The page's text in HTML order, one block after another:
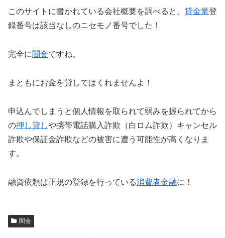
このサイトに書かれている会社概要を調べると、 貸金業登
録番号は該当なしのニセモノ番号でした！
完全に闇金ですね。
まともにお金を貸してはくれませんよ！
申込んでしまうと個人情報を取られて弱みを握られてから
の押し貸しや携帯電話購入詐欺（白ロム詐欺）キャンセル
詐欺や保証金詐欺などの被害に遭う可能性が高くなりま
す。
融資依頼は正規の登録を行っている消費者金融に！
闇金